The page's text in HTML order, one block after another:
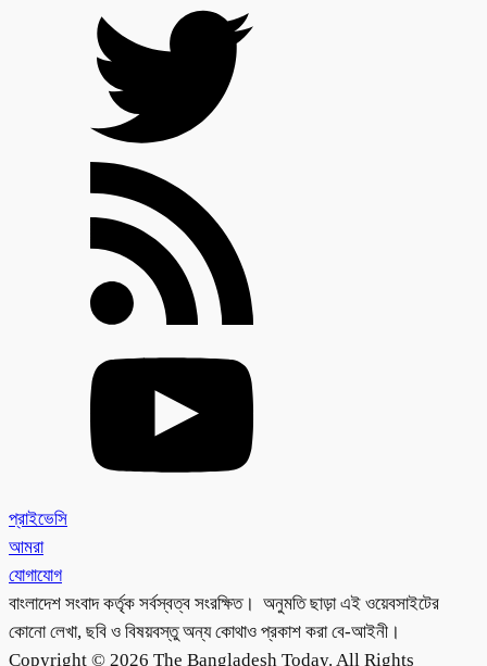
প্রাইভেসি
আমরা
যোগাযোগ
বাংলাদেশ সংবাদ কর্তৃক সর্বস্বত্ব সংরক্ষিত। অনুমতি ছাড়া এই ওয়েবসাইটের
কোনো লেখা, ছবি ও বিষয়বস্তু অন্য কোথাও প্রকাশ করা বে-আইনী।
Copyright © 2026 The Bangladesh Today. All Rights